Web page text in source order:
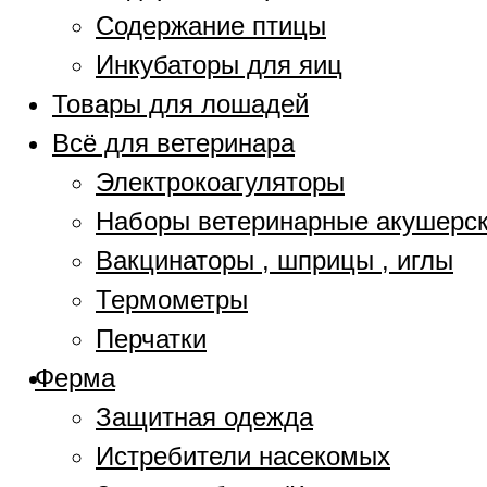
Содержание птицы
Инкубаторы для яиц
Товары для лошадей
Всё для ветеринара
Электрокоагуляторы
Наборы ветеринарные
Вакцинаторы , шприцы , иглы
Термометры
Перчатки
Ферма
Защитная одежда
Истребители насекомых